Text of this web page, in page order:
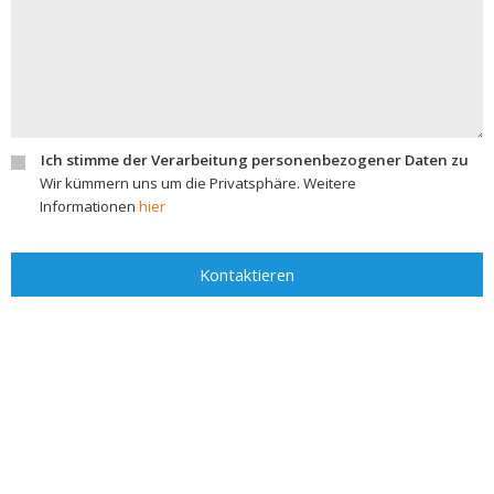
Ich stimme der Verarbeitung personenbezogener Daten zu
Wir kümmern uns um die Privatsphäre. Weitere
Informationen hier
Kontaktieren